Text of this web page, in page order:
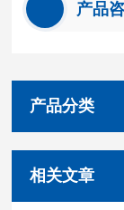
产品
产品分类
相关文章